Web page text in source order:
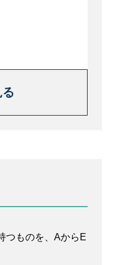
つものを、AからE